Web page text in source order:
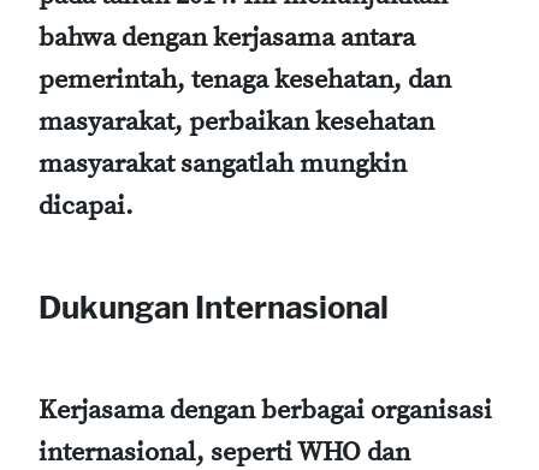
bahwa dengan kerjasama antara
pemerintah, tenaga kesehatan, dan
masyarakat, perbaikan kesehatan
masyarakat sangatlah mungkin
dicapai.
Dukungan Internasional
Kerjasama dengan berbagai organisasi
internasional, sepertiWHO dan